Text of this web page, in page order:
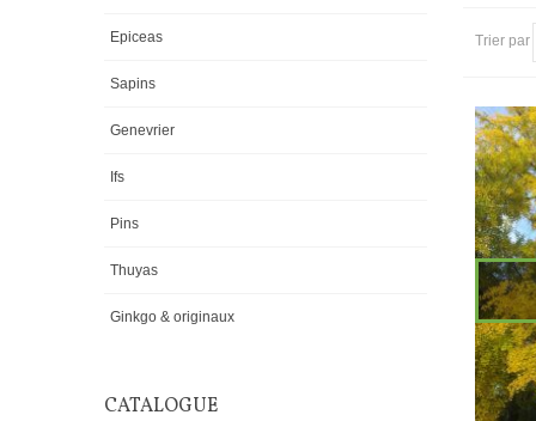
Epiceas
Sapins
Genevrier
Ifs
Pins
Thuyas
Ginkgo & originaux
CATALOGUE
Trier par